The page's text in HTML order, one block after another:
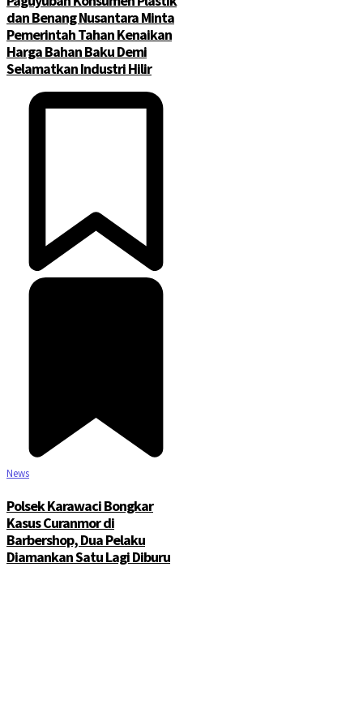
dan Benang Nusantara Minta
Pemerintah Tahan Kenaikan
Harga Bahan Baku Demi
Selamatkan Industri Hilir
News
Polsek Karawaci Bongkar
Kasus Curanmor di
Barbershop, Dua Pelaku
Diamankan Satu Lagi Diburu